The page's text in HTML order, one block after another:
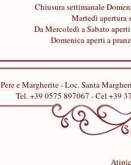
Chiusura settimanale
Martedì apertura
Da Mercoledì a Sabato
Domenica aperti a
Pere e Margherite - Loc. Santa
Tel. +39 0575 897067 - Cel +39